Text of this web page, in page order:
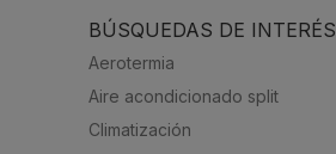
BÚSQUEDAS DE INTERÉS
Aerotermia
Aire acondicionado split
Climatización